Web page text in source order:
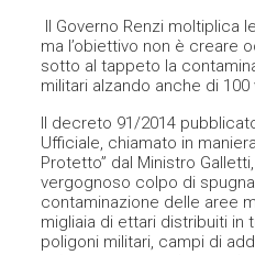
Il Governo Renzi moltiplica
ma l’obiettivo non è creare
sotto al tappeto la
militari alzando anche di
Il decreto 91/2014
Ufficiale, chiamato in
Protetto” dal Ministro
vergognoso colpo di
contaminazione delle aree
migliaia di ettari distribuiti
poligoni militari, campi di